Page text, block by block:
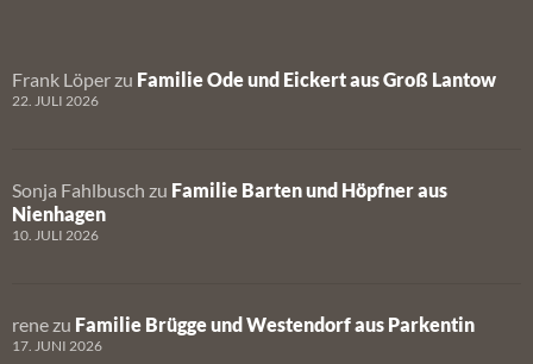
Frank Löper zu Familie Ode und Eickert aus Groß Lantow
22. JULI 2026
Sonja Fahlbusch zu Familie Barten und Höpfner aus
Nienhagen
10. JULI 2026
rene zu Familie Brügge und Westendorf aus Parkentin
17. JUNI 2026